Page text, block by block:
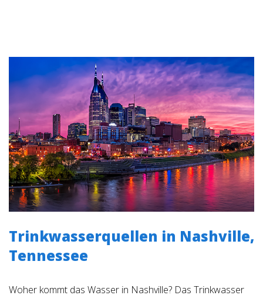
Trinkwasserquellen in Nashville,
Tennessee
Woher kommt das Wasser in Nashville? Das Trinkwasser